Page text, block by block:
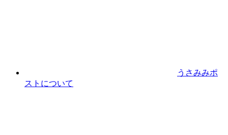
うさみみポ
ストについて